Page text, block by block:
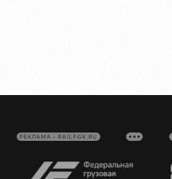
РЕКЛАМА • RAILFGK.RU